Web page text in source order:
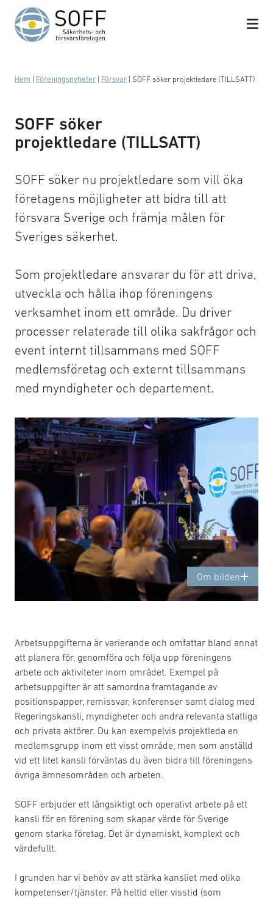
Hoppa till innehåll
Hem Föreningsnyheter Försvar SOFF söker projektledare (TILLSATT)
SOFF söker
projektledare (TILLSATT)
SOFF söker nu projektledare som vill öka
företagens möjligheter att bidra till att
försvara Sverige och främja målen för
Sveriges säkerhet.
Som projektledare ansvarar du för att driva,
utveckla och hålla ihop föreningens
verksamhet inom ett område. Du driver
processer relaterade till olika sakfrågor och
event internt tillsammans med SOFF
medlemsföretag och externt tillsammans
med myndigheter och departement.
Om bilden
SOFFs föreningsstämma blickar framåt
Arbetsuppgifterna är varierande och omfattar bland annat
att planera för, genomföra och följa upp föreningens
arbete och aktiviteter inom området. Exempel på
arbetsuppgifter är att samordna framtagande av
positionspapper, remissvar, konferenser samt dialog med
Regeringskansli, myndigheter och andra relevanta statliga
och privata aktörer. Du kan exempelvis projektleda en
medlemsgrupp inom ett visst område, men som anställd
vid ett litet kansli förväntas du även bidra till föreningens
övriga ämnesområden och arbeten.
SOFF erbjuder ett långsiktigt och operativt arbete på ett
kansli för en förening som skapar värde för Sverige
genom starka företag. Det är dynamiskt, komplext och
värdefullt.
I grunden har vi behöv av att stärka kansliet med olika
kompetenser/tjänster. På heltid eller visstid (som